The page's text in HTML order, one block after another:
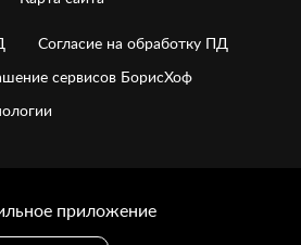
Согласие на обработку ПД
сервисов БорисХоф
приложение